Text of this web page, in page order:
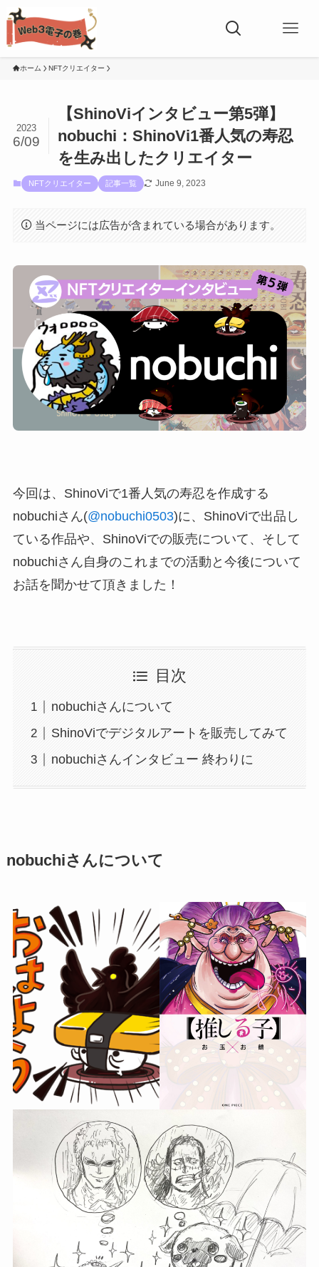
ホーム NFTクリエイター
【ShinoViインタビュー第5弾】
nobuchi：ShinoVi1番人気の寿忍
を生み出したクリエイター
2023
6/09
NFTクリエイター 記事一覧 June 9, 2023
当ページには広告が含まれている場合があります。
今回は、ShinoViで1番人気の寿忍を作成する
nobuchiさん(@nobuchi0503)に、ShinoViで出品し
ている作品や、ShinoViでの販売について、そして
nobuchiさん自身のこれまでの活動と今後について
お話を聞かせて頂きました！
目次
nobuchiさんについて
ShinoViでデジタルアートを販売してみて
nobuchiさんインタビュー 終わりに
nobuchiさんについて